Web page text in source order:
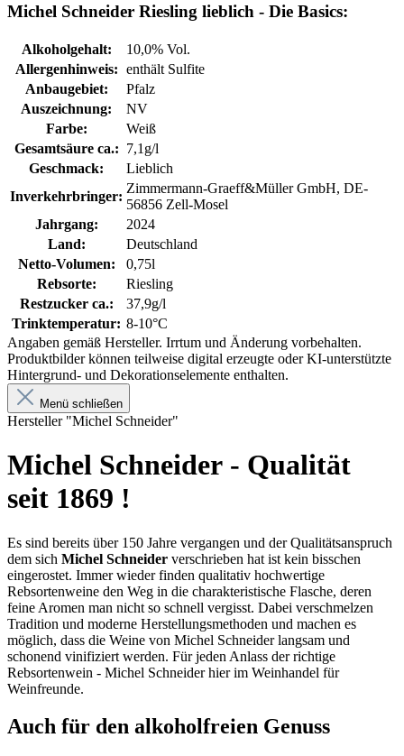
Michel Schneider Riesling lieblich - Die Basics:
Alkoholgehalt:
10,0% Vol.
Allergenhinweis: enthält Sulfite
Anbaugebiet:
Pfalz
Auszeichnung:
NV
Farbe:
Weiß
Gesamtsäure ca.: 7,1g/l
Geschmack:
Lieblich
Inverkehrbringer:
Zimmermann-Graeff&Müller GmbH, DE-
56856 Zell-Mosel
Jahrgang:
2024
Land:
Deutschland
Netto-Volumen:
0,75l
Rebsorte:
Riesling
Restzucker ca.:
37,9g/l
Trinktemperatur: 8-10°C
Angaben gemäß Hersteller. Irrtum und Änderung vorbehalten.
Produktbilder können teilweise digital erzeugte oder KI-unterstützte
Hintergrund- und Dekorationselemente enthalten.
Menü schließen
Hersteller "Michel Schneider"
Michel Schneider - Qualität
seit 1869 !
Es sind bereits über 150 Jahre vergangen und der Qualitätsanspruch
dem sich Michel Schneider verschrieben hat ist kein bisschen
eingerostet. Immer wieder finden qualitativ hochwertige
Rebsortenweine den Weg in die charakteristische Flasche, deren
feine Aromen man nicht so schnell vergisst. Dabei verschmelzen
Tradition und moderne Herstellungsmethoden und machen es
möglich, dass die Weine von Michel Schneider langsam und
schonend vinifiziert werden. Für jeden Anlass der richtige
Rebsortenwein - Michel Schneider hier im Weinhandel für
Weinfreunde.
Auch für den alkoholfreien Genuss